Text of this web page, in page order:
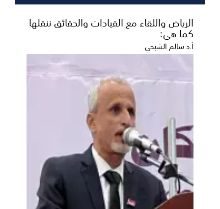
بيان لنشطاء جنوبيين: الشراكة مع المملكة
خيار استراتيجي والمشروع الحوثي تهديد
وجودي للمنطقة
أصدر مجموعة من النشطاء الجنوبيين، اليوم الثلاثاء، بياناً
سياسياً هاماً أكدوا فيه على مركزية الشراكة...
الرياض واللقاء مع القيادات والحقائق ننقلها
كما هي:
أ.د سالم الشبحي